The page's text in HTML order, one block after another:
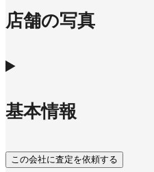
店舗の写真
基本情報
この会社に査定を依頼する